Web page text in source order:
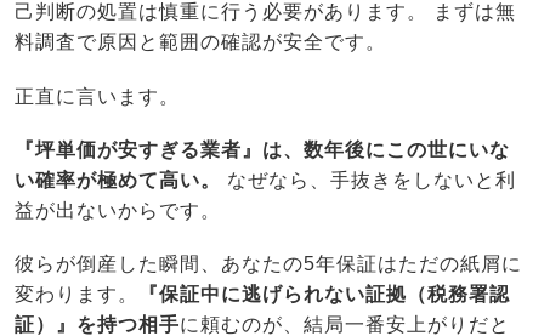
己判断の処置は慎重に行う必要があります。
まずは無
料調査で原因と範囲の確認が安全です。
正直に言います。
『坪単価が安すぎる業者』は、数年後にこの世にいな
い確率が極めて高い。
なぜなら、手抜きをしないと利
益が出ないからです。
彼らが倒産した瞬間、あなたの5年保証はただの紙屑に
変わります。
『保証中に逃げられない証拠（税務署認
証）』を持つ相手に頼むのが、結局一番安上がりだと